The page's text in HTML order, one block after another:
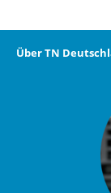
Über TN